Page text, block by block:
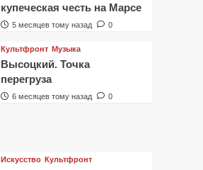
купеческая честь на Марсе
5 месяцев тому назад 0
Культфронт Музыка
Высоцкий. Точка
перегруза
6 месяцев тому назад 0
Искусство Культфронт